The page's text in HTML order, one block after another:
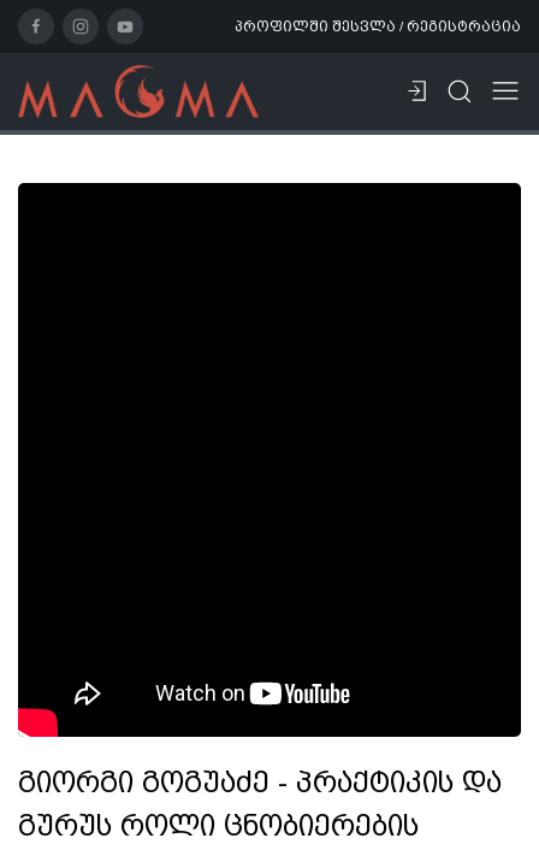
პროფილში შესვლა / რეგისტრაცია
გიორგი გოგუაძე - პრაქტიკის და
გურუს როლი ცნობიერების